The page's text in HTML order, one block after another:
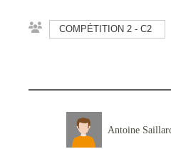
COMPÉTITION 2 - C2
Antoine